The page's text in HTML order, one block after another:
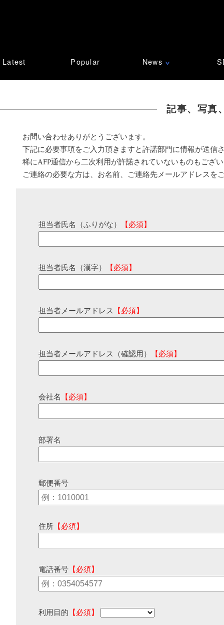
Latest Popular News ∨
記事、写真
お問い合わせありがとうございます。
下記に必要事項をご入力頂きますと許諾部門に情報が送信
稀にAFP通信から二次利用が許諾されていないものもござ
ご連絡の必要な方は、お名前、ご連絡先メールアドレスを
担当者氏名（ふりがな） 【必須】
担当者氏名（漢字） 【必須】
担当者メールアドレス 【必須】
担当者メールアドレス（確認用） 【必須】
会社名 【必須】
部署名
郵便番号
住所 【必須】
電話番号 【必須】
利用目的 【必須】